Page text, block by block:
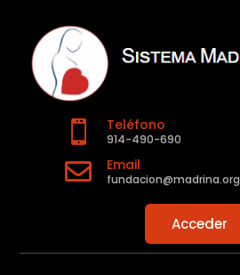
 Teléfono
914-490-690
 Email
fundacion@madrina.org
Acceder